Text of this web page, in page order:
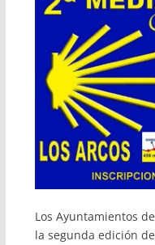
Los Ayuntamientos
la segunda edición